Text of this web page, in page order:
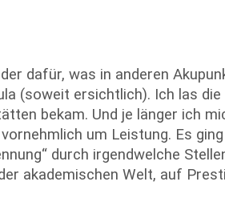
dafür, was in anderen
(soweit ersichtlich). Ich las die
bekam. Und je länger ich
um Leistung. Es
durch irgendwelche
akademischen Welt, auf